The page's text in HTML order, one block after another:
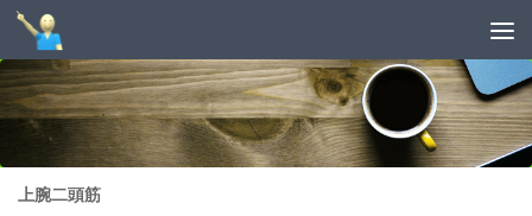
コンテンツへスキップ
上腕二頭筋